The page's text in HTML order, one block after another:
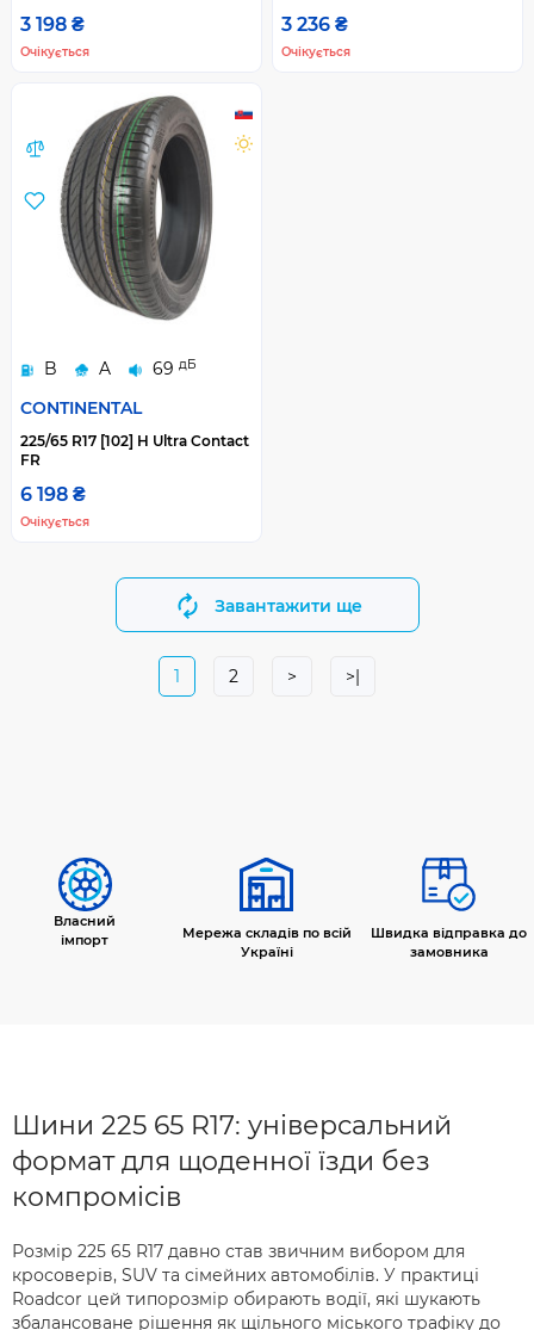
3 198 ₴
Очікується
3 236 ₴
Очікується
B A 69 дБ
CONTINENTAL
225/65 R17 [102] H Ultra Contact
FR
6 198 ₴
Очікується
Завантажити ще
1 2 > >|
Власний
імпорт
Мережа складів по всій
Україні
Швидка відправка до
замовника
Шини 225 65 R17: універсальний
формат для щоденної їзди без
компромісів
Розмір 225 65 R17 давно став звичним вибором для
кросоверів, SUV та сімейних автомобілів. У практиці
Roadcor цей типорозмір обирають водії, які шукають
збалансоване рішення як щільного міського трафіку до